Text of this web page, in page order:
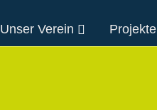
Unser Verein Projekte